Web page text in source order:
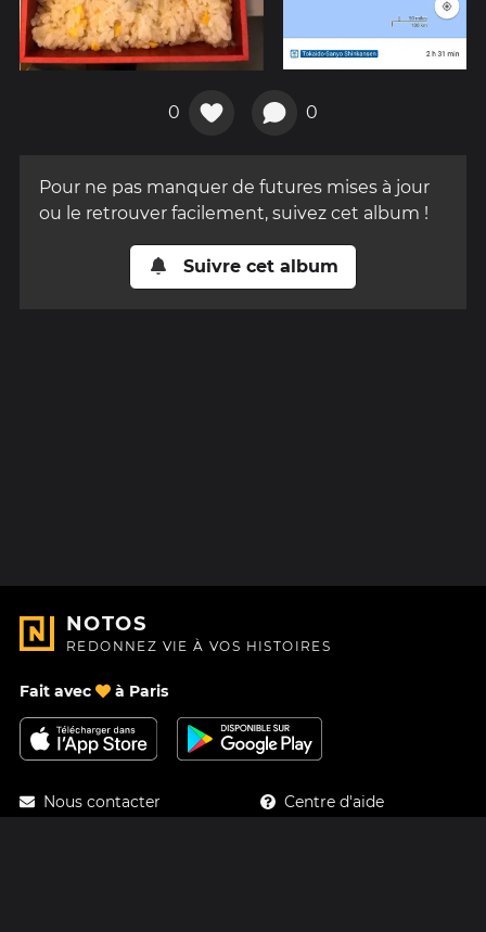
0 0
Pour ne pas manquer de futures mises à jour
ou le retrouver facilement, suivez cet album !
Suivre cet album
NOTOS
REDONNEZ VIE À VOS HISTOIRES
Fait avec à Paris
Nous contacter
Centre d'aide